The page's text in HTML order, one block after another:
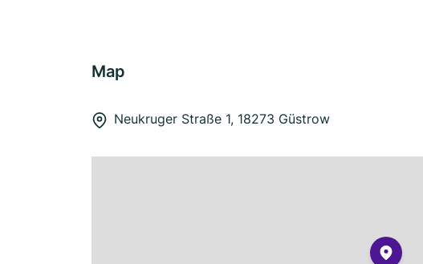
Map
Neukruger Straße 1, 18273 Güstrow